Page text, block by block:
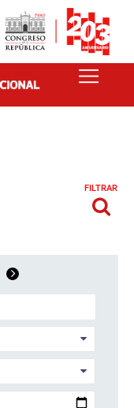
FILTRAR